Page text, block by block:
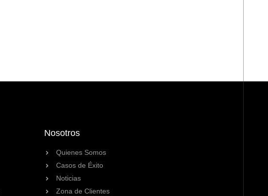
Nosotros
Quienes Somos
Casos de Éxito
Noticias
Zona de Clientes